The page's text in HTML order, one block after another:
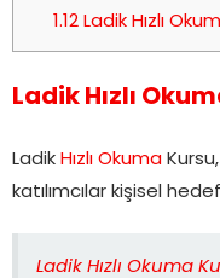
1.12Ladik Hızlı
Ladik Hızlı
Ladik Hızlı Okuma
katılımcılar kişisel
Ladik Hızlı Okuma